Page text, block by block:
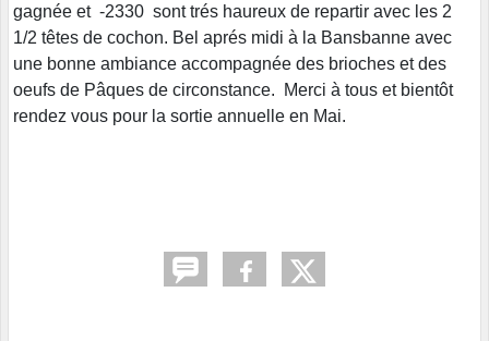
gagnée et -2330 sont trés haureux de repartir avec les 2
1/2 têtes de cochon. Bel aprés midi à la Bansbanne avec
une bonne ambiance accompagnée des brioches et des
oeufs de Pâques de circonstance. Merci à tous et bientôt
rendez vous pour la sortie annuelle en Mai.